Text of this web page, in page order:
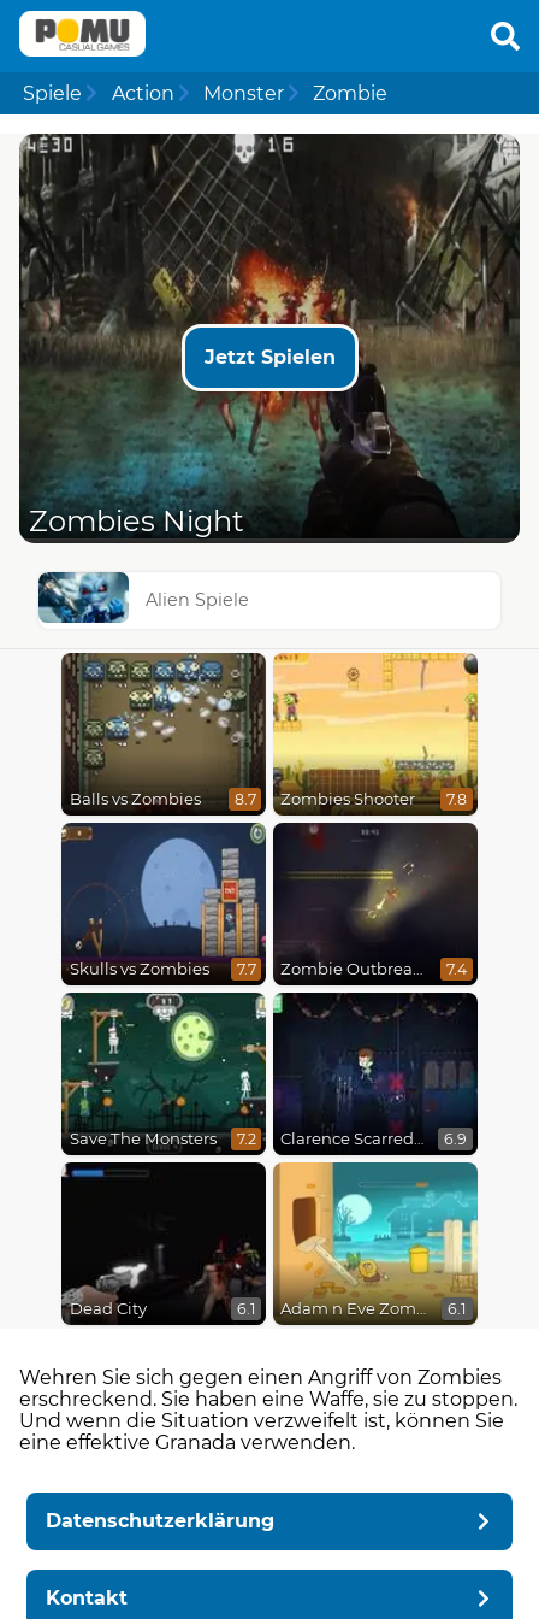
Spiele Action Monster Zombie
Jetzt Spielen
Zombies Night
Alien Spiele
Balls vs Zombies 8.7 Zombies Shooter 7.8
Skulls vs Zombies 7.7 Zombie Outbreak Arena 7.4
Save The Monsters 7.2 Clarence Scarred Silly 6.9
Dead City 6.1 Adam n Eve Zombies 6.1
Wehren Sie sich gegen einen Angriff von Zombies
erschreckend. Sie haben eine Waffe, sie zu stoppen.
Und wenn die Situation verzweifelt ist, können Sie
eine effektive Granada verwenden.
Datenschutzerklärung
Kontakt